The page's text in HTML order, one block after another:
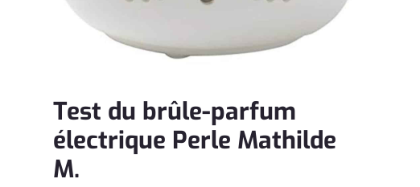
Test du brûle-parfum
électrique Perle Mathilde
M.